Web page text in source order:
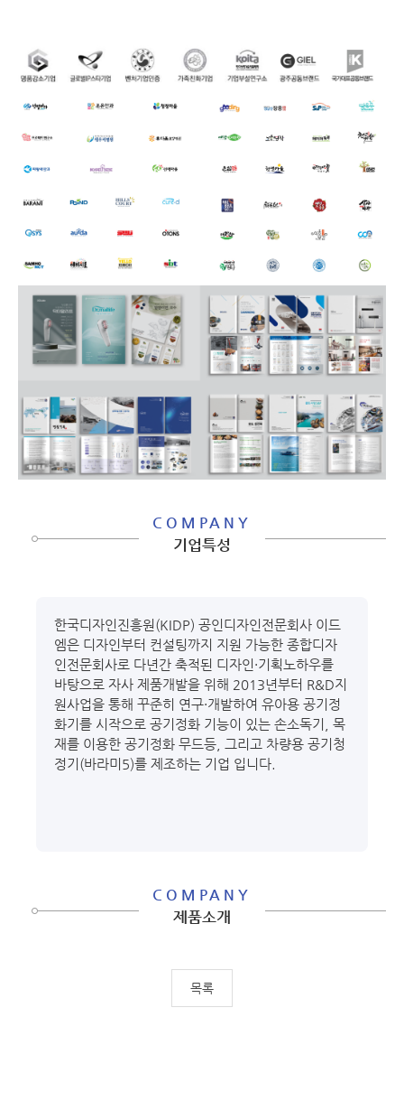
COMPANY
기업특성
한국디자인진흥원(KIDP) 공인디자인전문회사 이드
엠은 디자인부터 컨설팅까지 지원 가능한 종합디자
인전문회사로 다년간 축적된 디자인·기획노하우를
바탕으로 자사 제품개발을 위해 2013년부터 R&D지
원사업을 통해 꾸준히 연구·개발하여 유아용 공기정
화기를 시작으로 공기정화 기능이 있는 손소독기, 목
재를 이용한 공기정화 무드등, 그리고 차량용 공기청
정기(바라미5)를 제조하는 기업 입니다.
COMPANY
제품소개
목록